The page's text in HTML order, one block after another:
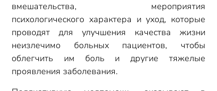
вмешательства, мероприятия
психологического характера и уход, которые
проводят для улучшения качества жизни
неизлечимо больных пациентов, чтобы
облегчить им боль и другие тяжелые
проявления заболевания.